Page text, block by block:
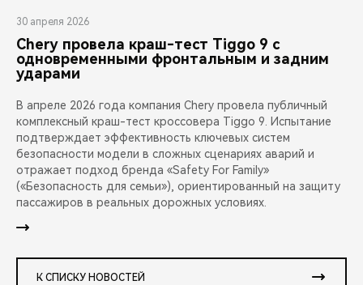
30 апреля 2026
Chery провела краш-тест Tiggo 9 с
одновременными фронтальным и задним
ударами
В апреле 2026 года компания Chery провела публичный
комплексный краш-тест кроссовера Tiggo 9. Испытание
подтверждает эффективность ключевых систем
безопасности модели в сложных сценариях аварий и
отражает подход бренда «Safety For Family»
(«Безопасность для семьи»), ориентированный на защиту
пассажиров в реальных дорожных условиях.
К СПИСКУ НОВОСТЕЙ